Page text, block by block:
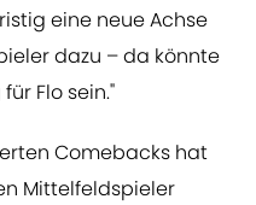
eine neue Achse
dazu – da könnte
Flo sein."
Comebacks hat
Mittelfeldspieler